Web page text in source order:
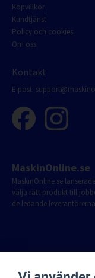
Köpvillkor
Kundtjänst
Policy och cookies
Om oss
Kontakt
E-post:
MaskinOnline.se
MaskinOnline.se
välja rätt produkt till
de ledande